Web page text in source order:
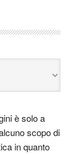
è solo a
scopo di
in quanto